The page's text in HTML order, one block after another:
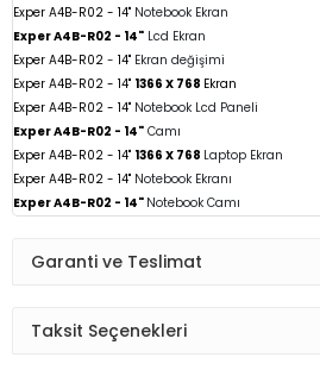
Exper A4B-R02 - 14" Notebook Ekran
Exper A4B-R02 - 14" Lcd Ekran
Exper A4B-R02 - 14" Ekran değişimi
Exper A4B-R02 - 14" 1366 X 768 Ekran
Exper A4B-R02 - 14" Notebook Lcd Paneli
Exper A4B-R02 - 14" Camı
Exper A4B-R02 - 14" 1366 X 768 Laptop Ekran
Exper A4B-R02 - 14" Notebook Ekranı
Exper A4B-R02 - 14" Notebook Camı
Garanti ve Teslimat
Taksit Seçenekleri